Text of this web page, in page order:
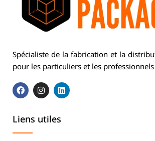
Spécialiste de la fabrication et la
pour les particuliers et les
Liens utiles